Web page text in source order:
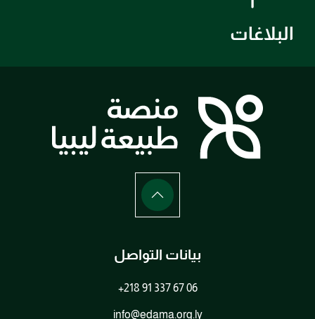
البلاغات
بيانات التواصل
+218 91 337 67 06
info@edama.org.ly